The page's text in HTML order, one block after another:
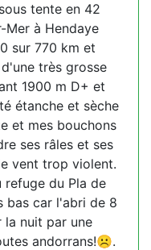
tente en 42
Mer à Hendaye
sur 770 km et
très grosse
1900 m D+ et
étanche et sèche
et mes bouchons
ses râles et ses
vent trop violent.
refuge du Pla de
bas car l'abri de 8
la nuit par une
andorrans!☹️.